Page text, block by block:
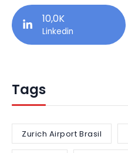
10,0K
Linkedin
Tags
Zurich Airport Brasil